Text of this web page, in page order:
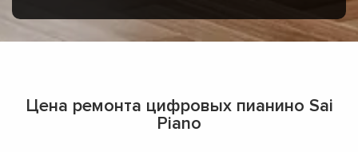
Цена ремонта цифровых пианино Sai
Piano